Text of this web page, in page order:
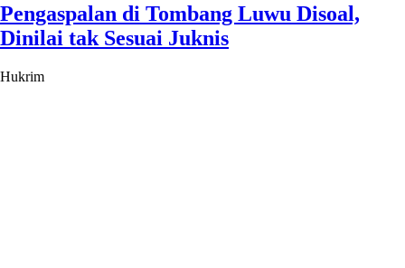
Pengaspalan di Tombang Luwu Disoal,
Dinilai tak Sesuai Juknis
Hukrim